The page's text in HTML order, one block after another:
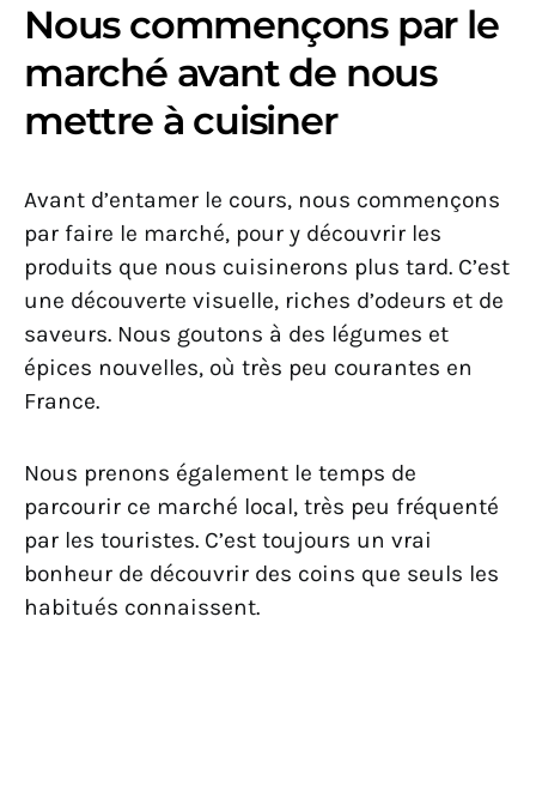
Nous commençons par le
marché avant de nous
mettre à cuisiner
Avant d’entamer le cours, nous commençons
par faire le marché, pour y découvrir les
produits que nous cuisinerons plus tard. C’est
une découverte visuelle, riches d’odeurs et de
saveurs. Nous goutons à des légumes et
épices nouvelles, où très peu courantes en
France.
Nous prenons également le temps de
parcourir ce marché local, très peu fréquenté
par les touristes. C’est toujours un vrai
bonheur de découvrir des coins que seuls les
habitués connaissent.